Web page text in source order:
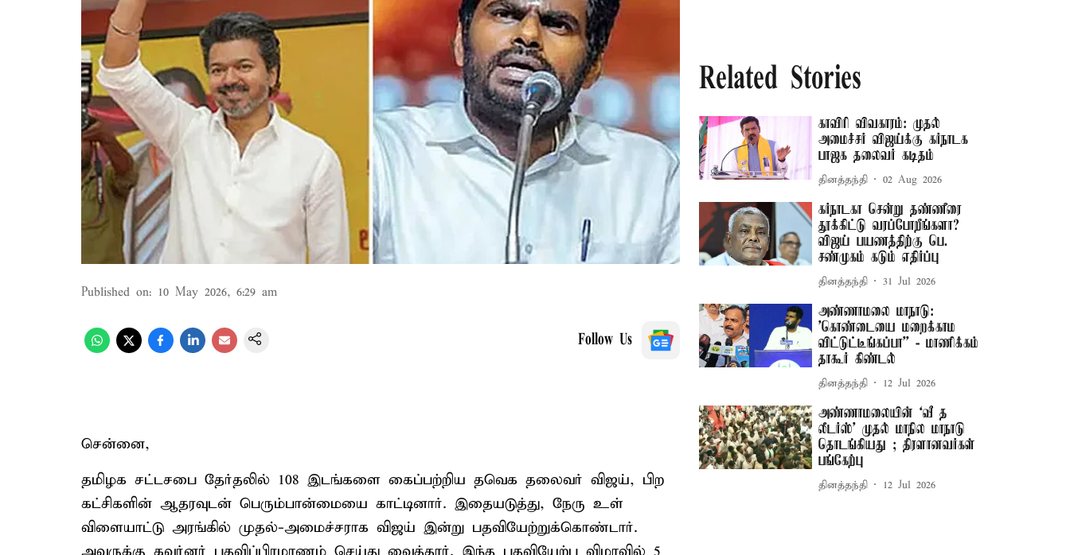
Published on: 10 May 2026, 6:29 am
Follow Us
சென்னை,
தமிழக சட்டசபை தேர்தலில் 108 இடங்களை கைப்பற்றிய தவெக தலைவர் விஜய், பிற
கட்சிகளின் ஆதரவுடன் பெரும்பான்மையை காட்டினார். இதையடுத்து, நேரு உள்
விளையாட்டு அரங்கில் முதல்-அமைச்சராக விஜய் இன்று பதவியேற்றுக்கொண்டார்.
Related Stories
காவிரி விவகாரம்: முதல்
அமைச்சர் விஜய்க்கு கர்நாடக
பாஜக தலைவர் கடிதம்
தினத்தந்தி 02 Aug 2026
கர்நாடகா சென்று தண்ணீரை
தூக்கிட்டு வரப்போறீங்களா? –
விஜய் பயணத்திற்கு பெ.
சண்முகம் கடும் எதிர்ப்பு
தினத்தந்தி 31 Jul 2026
அண்ணாமலை மாநாடு:
'கொண்டையை மறைக்காம
விட்டுட்டீங்கப்பா'' - மாணிக்கம்
தாகூர் கிண்டல்
தினத்தந்தி 12 Jul 2026
அண்ணாமலையின் ‘வீ த
லீடர்ஸ்’ முதல் மாநில மாநாடு
தொடங்கியது ; திரளானவர்கள்
பங்கேற்பு
தினத்தந்தி 12 Jul 2026